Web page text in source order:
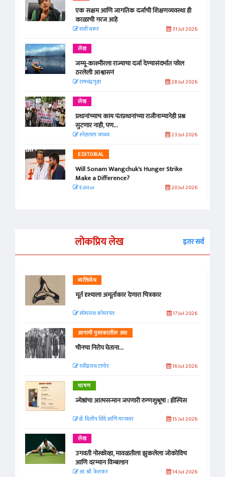
एक सक्षम आणि जागतिक दर्जाची शिक्षणव्यवस्था ही
काळाची गरज आहे
शशी थरूर 31 Jul 2026
लेख
जम्मू-काश्मीरला राज्याचा दर्जा देण्यासंदर्भात फोल
ठरलेली आश्वासनं
रामचंद्र गुहा 28 Jul 2026
लेख
प्रधानांच्याच काय पंतप्रधानांच्या राजीनाम्यानेही प्रश्न
सुटणार नाही, पण...
स्नेहलता जाधव 23 Jul 2026
EDITORIAL
Will Sonam Wangchuk's Hunger Strike
Make a Difference?
Editor 20 Jul 2026
लोकप्रिय लेख इतर सर्व
व्यक्तिवेध
मूर्त दृश्याला अमूर्ताकार देणारा चित्रकार
सोमनाथ कोमरपंत 17 Jul 2026
आगामी पुस्तकातील अंश
चीनचा निरोप घेताना...
रवींद्रनाथ टागोर. 16 Jul 2026
भाषण
ज्येष्ठांचा आत्मसन्मान जपणारी रुग्णशुश्रूषा : हॉस्पिस
डॉ. दिलीप शिंदे आणि मान्यवर 15 Jul 2026
लेख
उगवती नोस्कोव्हा, मावळतीला झुकलेला जोकोविच
आणि दरम्यान विम्बल्डन
आ. श्री. केतकर 14 Jul 2026